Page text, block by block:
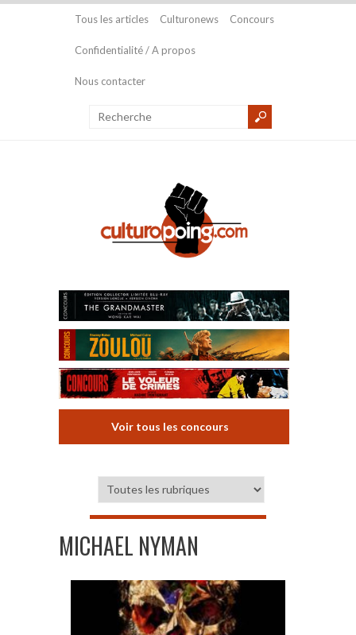
Tous les articles Culturonews Concours
Confidentialité / A propos
Nous contacter
Voir tous les concours
MICHAEL NYMAN